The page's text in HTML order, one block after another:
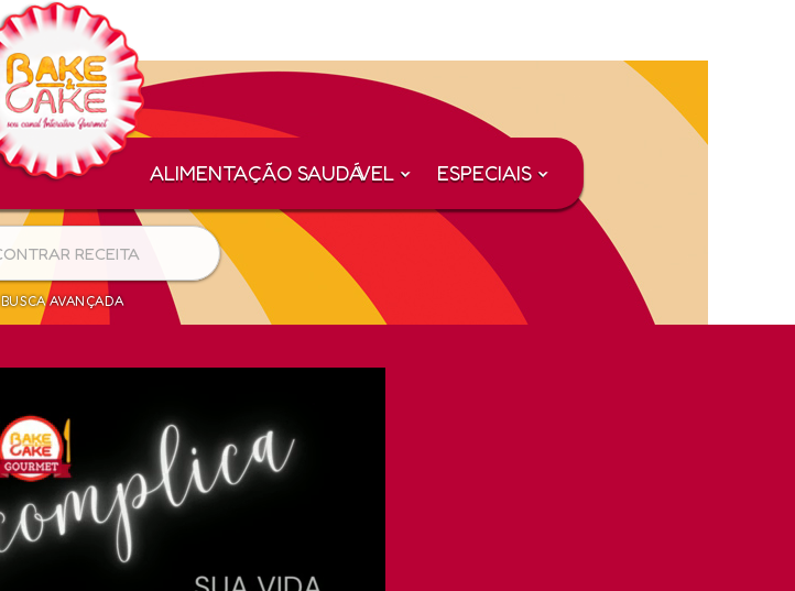
ALIMENTAÇÃO SAUDÁVEL ESPECIAIS
BUSCA AVANÇADA